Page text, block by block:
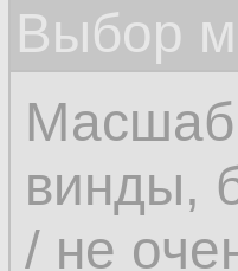
Выбор
винды,
/ не